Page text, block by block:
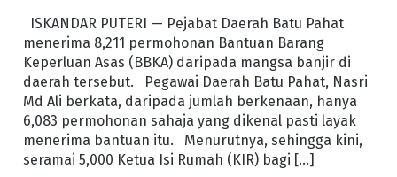
ISKANDAR PUTERI — Pejabat Daerah Batu Pahat
menerima 8,211 permohonan Bantuan Barang
Keperluan Asas (BBKA) daripada mangsa banjir di
daerah tersebut. Pegawai Daerah Batu Pahat, Nasri
Md Ali berkata, daripada jumlah berkenaan, hanya
6,083 permohonan sahaja yang dikenal pasti layak
menerima bantuan itu. Menurutnya, sehingga kini,
seramai 5,000 Ketua Isi Rumah (KIR) bagi […]